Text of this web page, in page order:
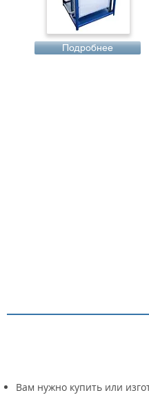
Подробнее
Вам нужно купить или